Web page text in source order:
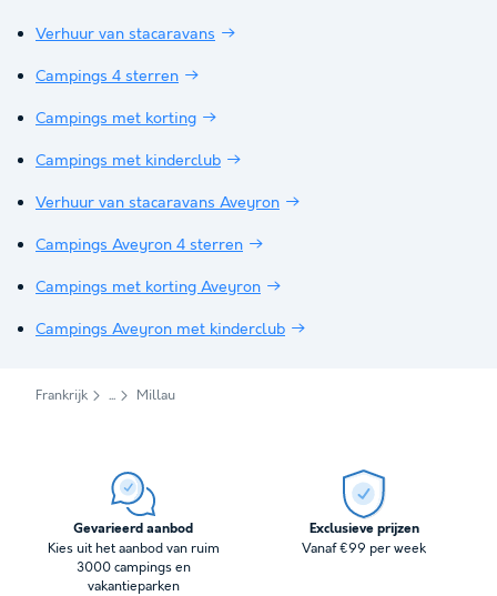
Verhuur van stacaravans
Campings 4 sterren
Campings met korting
Campings met kinderclub
Verhuur van stacaravans Aveyron
Campings Aveyron 4 sterren
Campings met korting Aveyron
Campings Aveyron met kinderclub
Frankrijk Millau
Gevarieerd aanbod
Kies uit het aanbod van ruim
3000 campings en
vakantieparken
Exclusieve prijzen
Vanaf €99 per week